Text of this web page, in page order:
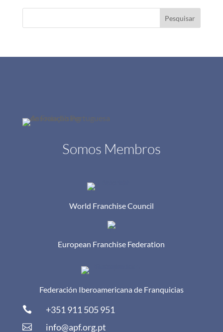
Pesquisar
Somos Membros
World Franchise Council
European Franchise Federation
Federación Iberoamericana de Franquicias
 +351 911 505 951
 info@apf.org.pt